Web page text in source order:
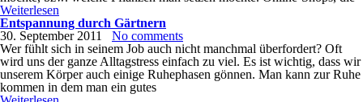
Weiterlesen
Entspannung durch Gärtnern
30. September 2011
No comments
Wer fühlt sich in seinem Job auch nicht manchmal überfordert? Oft
wird uns der ganze Alltagstress einfach zu viel. Es ist wichtig, dass wir
unserem Körper auch einige Ruhephasen gönnen. Man kann zur Ruhe
kommen in dem man ein gutes